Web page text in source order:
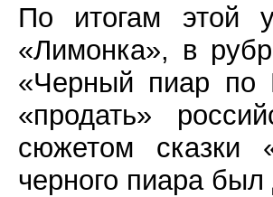
По итогам этой
«Лимонка», в
«Черный пиар по
«продать»
сюжетом сказки
черного пиара был